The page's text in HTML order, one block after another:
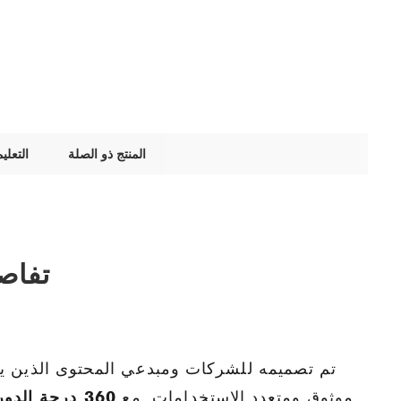
المنتج ذو الصلة
تم تصميمه للشركات ومبدعي المحتوى الذين
موثوق ومتعدد الاستخدامات. مع 360 درجة الدوران